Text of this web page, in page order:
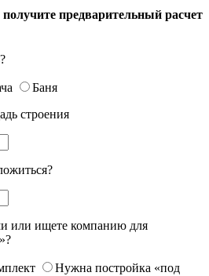
предварительный расчет
Баня
строения
или ищете компанию для
Нужна постройка «под